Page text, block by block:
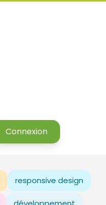
Connexion
responsive design